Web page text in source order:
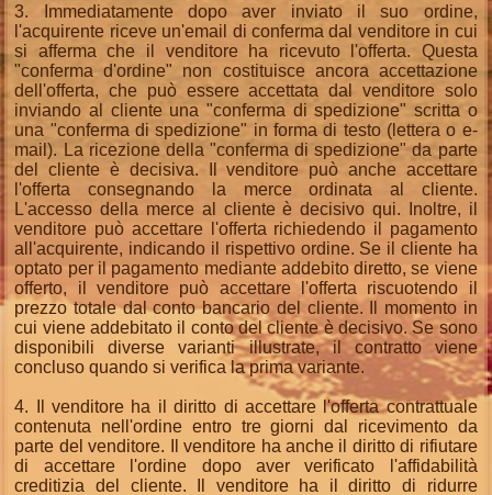
3. Immediatamente dopo aver inviato il suo ordine,
l'acquirente riceve un'email di conferma dal venditore in cui
si afferma che il venditore ha ricevuto l'offerta. Questa
"conferma d'ordine" non costituisce ancora accettazione
dell'offerta, che può essere accettata dal venditore solo
inviando al cliente una "conferma di spedizione" scritta o
una "conferma di spedizione" in forma di testo (lettera o e-
mail). La ricezione della "conferma di spedizione" da parte
del cliente è decisiva. Il venditore può anche accettare
l'offerta consegnando la merce ordinata al cliente.
L'accesso della merce al cliente è decisivo qui. Inoltre, il
venditore può accettare l'offerta richiedendo il pagamento
all'acquirente, indicando il rispettivo ordine. Se il cliente ha
optato per il pagamento mediante addebito diretto, se viene
offerto, il venditore può accettare l'offerta riscuotendo il
prezzo totale dal conto bancario del cliente. Il momento in
cui viene addebitato il conto del cliente è decisivo. Se sono
disponibili diverse varianti illustrate, il contratto viene
concluso quando si verifica la prima variante.
4. Il venditore ha il diritto di accettare l'offerta contrattuale
contenuta nell'ordine entro tre giorni dal ricevimento da
parte del venditore. Il venditore ha anche il diritto di rifiutare
di accettare l'ordine dopo aver verificato l'affidabilità
creditizia del cliente. Il venditore ha il diritto di ridurre